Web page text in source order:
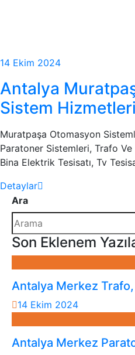
14 Ekim 2024
Antalya
Sistem Hizmetleri
Muratpaşa Otomasyon
Paratoner Sistemleri, Trafo Ve
Bina Elektrik Tesisatı, Tv
Detaylar
Ara
Son Eklenem
Antalya Merkez
14 Ekim 2024
Antalya Merkez